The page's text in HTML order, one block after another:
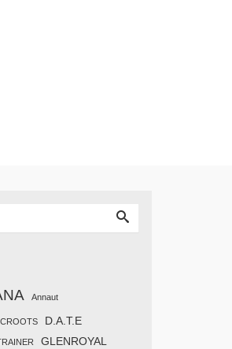
Annaut
CROOTS D.A.T.E
GLENROYAL